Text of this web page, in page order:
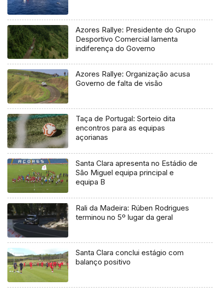
Azores Rallye: Presidente do Grupo
Desportivo Comercial lamenta
indiferença do Governo
Azores Rallye: Organização acusa
Governo de falta de visão
Taça de Portugal: Sorteio dita
encontros para as equipas
açorianas
Santa Clara apresenta no Estádio de
São Miguel equipa principal e
equipa B
Rali da Madeira: Rúben Rodrigues
terminou no 5º lugar da geral
Santa Clara conclui estágio com
balanço positivo